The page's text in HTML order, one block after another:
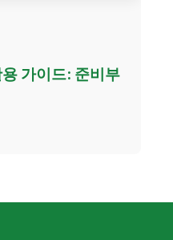
가이드: 준비부